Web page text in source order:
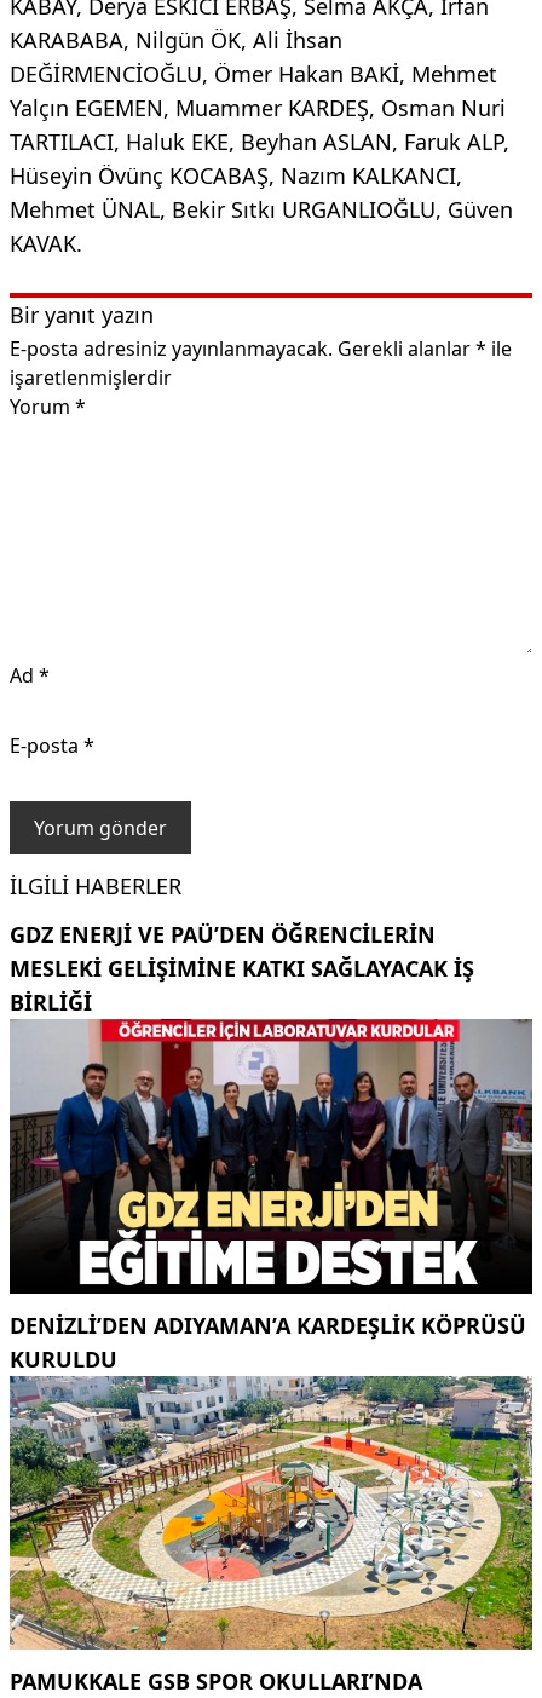
KARABABA, Nilgün ÖK, Ali İhsan
DEĞİRMENCİOĞLU, Ömer Hakan BAKİ, Mehmet
Yalçın EGEMEN, Muammer KARDEŞ, Osman Nuri
TARTILACI, Haluk EKE, Beyhan ASLAN, Faruk ALP,
Hüseyin Övünç KOCABAŞ, Nazım KALKANCI,
Mehmet ÜNAL, Bekir Sıtkı URGANLIOĞLU, Güven
KAVAK.
Bir yanıt yazın
E-posta adresiniz yayınlanmayacak. Gerekli alanlar* ile
işaretlenmişlerdir
Yorum *
Ad *
E-posta *
İLGILI HABERLER
GDZ ENERJI VE PAÜ’DEN ÖĞRENCILERIN
MESLEKI GELIŞIMINE KATKI SAĞLAYACAK IŞ
BIRLIĞI
DENIZLI’DEN ADIYAMAN’A KARDEŞLIK KÖPRÜSÜ
KURULDU
PAMUKKALE GSB SPOR OKULLARI’NDA